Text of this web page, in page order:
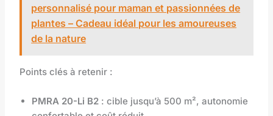
personnalisé pour maman et passionnées de
plantes – Cadeau idéal pour les amoureuses
de la nature
Points clés à retenir :
PMRA 20-Li B2 : cible jusqu’à 500 m², autonomie